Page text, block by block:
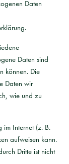
Daten
Daten sind
können. Die
Daten wir
wie und zu
Internet (z. B.
aufweisen kann.
Dritte ist nicht